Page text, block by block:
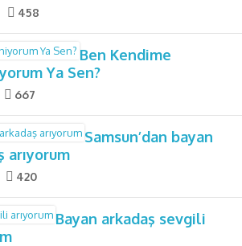
458
Ben Kendime
Ya Sen?
667
Samsun’dan bayan
arıyorum
420
Bayan arkadaş sevgili